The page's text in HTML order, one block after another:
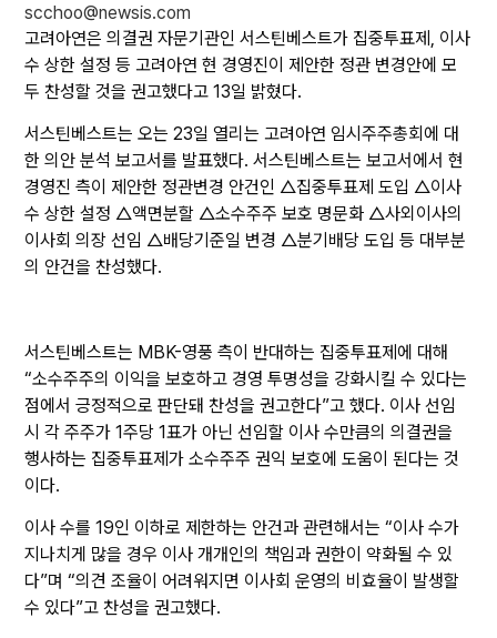
scchoo@newsis.com
고려아연은 의결권 자문기관인 서스틴베스트가 집중투표제, 이사
수 상한 설정 등 고려아연 현 경영진이 제안한 정관 변경안에 모
두 찬성할 것을 권고했다고 13일 밝혔다.
서스틴베스트는 오는 23일 열리는 고려아연 임시주주총회에 대
한 의안 분석 보고서를 발표했다. 서스틴베스트는 보고서에서 현
경영진 측이 제안한 정관변경 안건인 △집중투표제 도입 △이사
수 상한 설정 △액면분할 △소수주주 보호 명문화 △사외이사의
이사회 의장 선임 △배당기준일 변경 △분기배당 도입 등 대부분
의 안건을 찬성했다.
서스틴베스트는 MBK-영풍 측이 반대하는 집중투표제에 대해
“소수주주의 이익을 보호하고 경영 투명성을 강화시킬 수 있다는
점에서 긍정적으로 판단돼 찬성을 권고한다”고 했다. 이사 선임
시 각 주주가 1주당 1표가 아닌 선임할 이사 수만큼의 의결권을
행사하는 집중투표제가 소수주주 권익 보호에 도움이 된다는 것
이다.
이사 수를 19인 이하로 제한하는 안건과 관련해서는 “이사 수가
지나치게 많을 경우 이사 개개인의 책임과 권한이 약화될 수 있
다”며 “의견 조율이 어려워지면 이사회 운영의 비효율이 발생할
수 있다”고 찬성을 권고했다.